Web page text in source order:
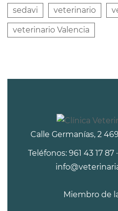
sedavi veterinario
veterinario Valencia
Calle Germanías, 2
Teléfonos: 961 43 17 87
Miembro de